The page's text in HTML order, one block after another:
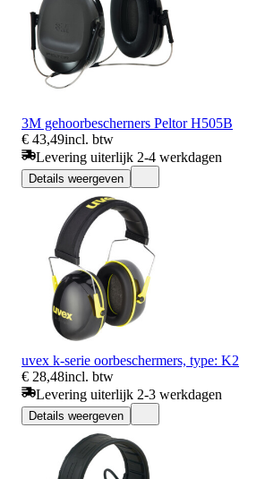
3M gehoorbescherners Peltor H505B
€ 43,49incl. btw
Levering uiterlijk 2-4 werkdagen
Details weergeven
uvex k-serie oorbeschermers, type: K2
€ 28,48incl. btw
Levering uiterlijk 2-3 werkdagen
Details weergeven